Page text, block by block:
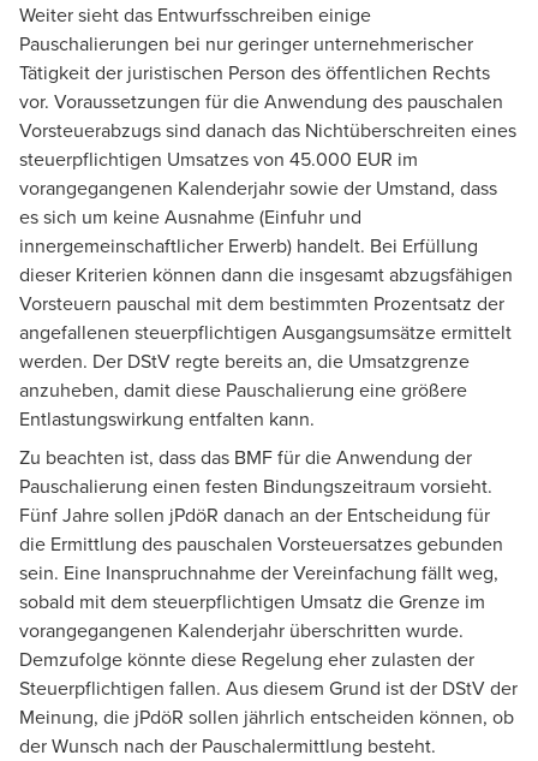
Weiter sieht das Entwurfsschreiben einige
Pauschalierungen bei nur geringer unternehmerischer
Tätigkeit der juristischen Person des öffentlichen Rechts
vor. Voraussetzungen für die Anwendung des pauschalen
Vorsteuerabzugs sind danach das Nichtüberschreiten eines
steuerpflichtigen Umsatzes von 45.000 EUR im
vorangegangenen Kalenderjahr sowie der Umstand, dass
es sich um keine Ausnahme (Einfuhr und
innergemeinschaftlicher Erwerb) handelt. Bei Erfüllung
dieser Kriterien können dann die insgesamt abzugsfähigen
Vorsteuern pauschal mit dem bestimmten Prozentsatz der
angefallenen steuerpflichtigen Ausgangsumsätze ermittelt
werden. Der DStV regte bereits an, die Umsatzgrenze
anzuheben, damit diese Pauschalierung eine größere
Entlastungswirkung entfalten kann.
Zu beachten ist, dass das BMF für die Anwendung der
Pauschalierung einen festen Bindungszeitraum vorsieht.
Fünf Jahre sollen jPdöR danach an der Entscheidung für
die Ermittlung des pauschalen Vorsteuersatzes gebunden
sein. Eine Inanspruchnahme der Vereinfachung fällt weg,
sobald mit dem steuerpflichtigen Umsatz die Grenze im
vorangegangenen Kalenderjahr überschritten wurde.
Demzufolge könnte diese Regelung eher zulasten der
Steuerpflichtigen fallen. Aus diesem Grund ist der DStV der
Meinung, die jPdöR sollen jährlich entscheiden können, ob
der Wunsch nach der Pauschalermittlung besteht.